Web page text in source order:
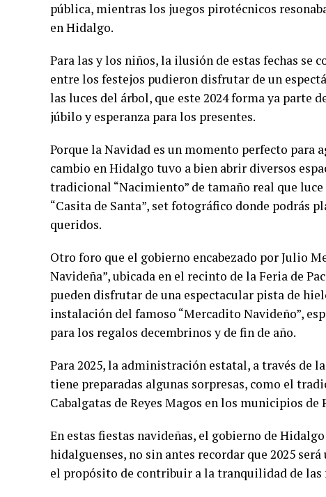
pública, mientras los juegos pirotécnicos
en Hidalgo.
Para las y los niños, la ilusión de estas fechas se
entre los festejos pudieron disfrutar de un
las luces del árbol, que este 2024 forma ya parte
júbilo y esperanza para los presentes.
Porque la Navidad es un momento perfecto para
cambio en Hidalgo tuvo a bien abrir diversos
tradicional “Nacimiento” de tamaño real que
“Casita de Santa”, set fotográfico donde podrás
queridos.
Otro foro que el gobierno encabezado por Julio
Navideña”, ubicada en el recinto de la Feria de
pueden disfrutar de una espectacular pista de
instalación del famoso “Mercadito Navideño”,
para los regalos decembrinos y de fin de año.
Para 2025, la administración estatal, a través de
tiene preparadas algunas sorpresas, como el
Cabalgatas de Reyes Magos en los municipios
En estas fiestas navideñas, el gobierno de
hidalguenses, no sin antes recordar que 2025
el propósito de contribuir a la tranquilidad de las